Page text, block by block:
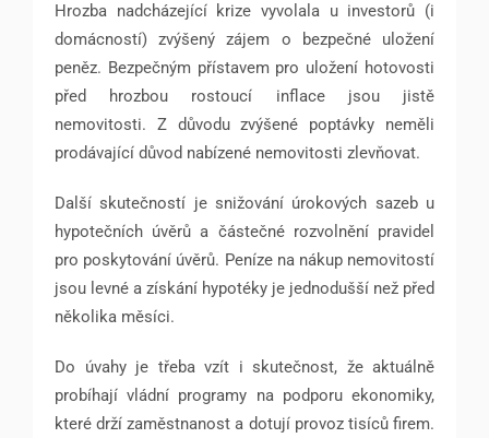
Hrozba nadcházející krize vyvolala u investorů (i
domácností) zvýšený zájem o bezpečné uložení
peněz. Bezpečným přístavem pro uložení hotovosti
před hrozbou rostoucí inflace jsou jistě
nemovitosti. Z důvodu zvýšené poptávky neměli
prodávající důvod nabízené nemovitosti zlevňovat.
Další skutečností je snižování úrokových sazeb u
hypotečních úvěrů a částečné rozvolnění pravidel
pro poskytování úvěrů. Peníze na nákup nemovitostí
jsou levné a získání hypotéky je jednodušší než před
několika měsíci.
Do úvahy je třeba vzít i skutečnost, že aktuálně
probíhají vládní programy na podporu ekonomiky,
které drží zaměstnanost a dotují provoz tisíců firem.